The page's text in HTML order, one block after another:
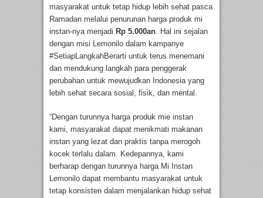
masyarakat untuk tetap hidup lebih sehat pasca
Ramadan melalui penurunan harga produk mi
instan-nya menjadi Rp 5.000an. Hal ini sejalan
dengan misi Lemonilo dalam kampanye
#SetiapLangkahBerarti untuk terus menemani
dan mendukung langkah para penggerak
perubahan untuk mewujudkan Indonesia yang
lebih sehat secara sosial, fisik, dan mental.
“Dengan turunnya harga produk mie instan
kami, masyarakat dapat menikmati makanan
instan yang lezat dan praktis tanpa merogoh
kocek terlalu dalam. Kedepannya, kami
berharap dengan turunnya harga Mi Instan
Lemonilo dapat membantu masyarakat untuk
tetap konsisten dalam menjalankan hidup sehat